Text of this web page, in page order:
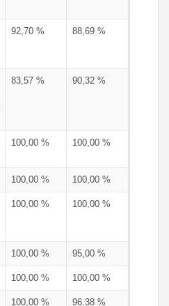
92,70 % 88,69 %
83,57 % 90,32 %
100,00 % 100,00 %
100,00 % 100,00 %
100,00 % 100,00 %
100,00 % 95,00 %
100,00 % 100,00 %
100,00 % 96,38 %